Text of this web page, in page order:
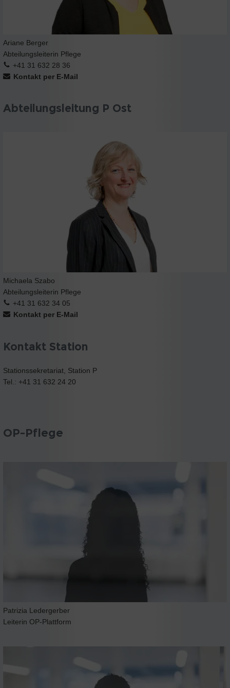
Ariane Berger
Abteilungsleiterin Pflege
+41 31 632 28 36
Kontakt per E-Mail
Abteilungsleitung P Ost
Michaela Szabo
Abteilungsleiterin Pflege
+41 31 632 34 05
Kontakt per E-Mail
Kontakt Station
Stationssekretariat, Station P
Tel.: +41 31 632 24 20
OP-Pflege
Patrizia Ledergerber
Leiterin OP-Plattform